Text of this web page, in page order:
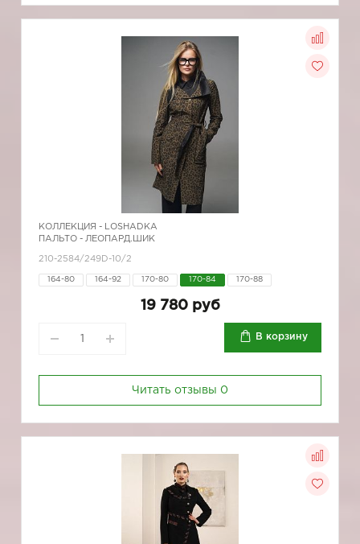
КОЛЛЕКЦИЯ - LOSHADKA
ПАЛЬТО - ЛЕОПАРД.ШИК
210-2584/249D-10/2
164-80 164-92 170-80 170-84 170-88
19 780 руб
В корзину
Читать отзывы 0